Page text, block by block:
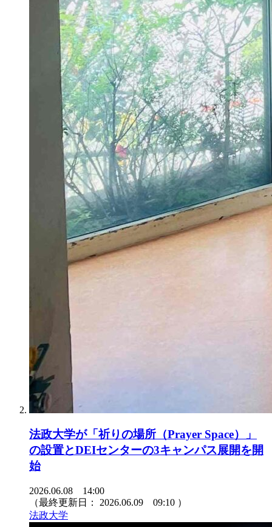
法政大学が「祈りの場所（Prayer Space）」
の設置とDEIセンターの3キャンパス展開を開
始
2026.06.08 14:00
（最終更新日： 2026.06.09 09:10 ）
法政大学